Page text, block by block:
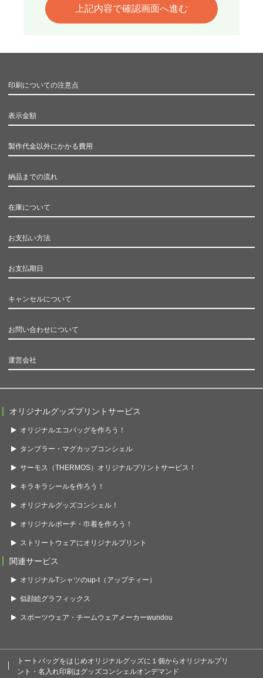
印刷についての注意点
表示金額
製作代金以外にかかる費用
納品までの流れ
在庫について
お支払い方法
お支払期日
キャンセルについて
お問い合わせについて
運営会社
オリジナルグッズプリントサービス
オリジナルエコバッグを作ろう！
タンブラー・マグカップコンシェル
サーモス（THERMOS）オリジナルプリントサービス！
キラキラシールを作ろう！
オリジナルグッズコンシェル！
オリジナルポーチ・巾着を作ろう！
ストリートウェアにオリジナルプリント
関連サービス
オリジナルTシャツのup-t（アップティー）
似顔絵グラフィックス
スポーツウェア・チームウェアメーカーwundou
トートバッグをはじめオリジナルグッズに１個からオリジナルプリ
ント・名入れ印刷はグッズコンシェルオンデマンド